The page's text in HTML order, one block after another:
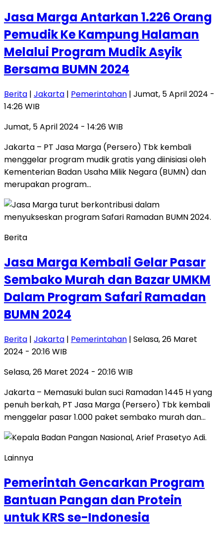
Jasa Marga Antarkan 1.226 Orang
Pemudik Ke Kampung Halaman
Melalui Program Mudik Asyik
Bersama BUMN 2024
Berita | Jakarta | Pemerintahan | Jumat, 5 April 2024 -
14:26 WIB
Jumat, 5 April 2024 - 14:26 WIB
Jakarta – PT Jasa Marga (Persero) Tbk kembali
menggelar program mudik gratis yang diinisiasi oleh
Kementerian Badan Usaha Milik Negara (BUMN) dan
merupakan program…
Berita
Jasa Marga Kembali Gelar Pasar
Sembako Murah dan Bazar UMKM
Dalam Program Safari Ramadan
BUMN 2024
Berita | Jakarta | Pemerintahan | Selasa, 26 Maret
2024 - 20:16 WIB
Selasa, 26 Maret 2024 - 20:16 WIB
Jakarta – Memasuki bulan suci Ramadan 1445 H yang
penuh berkah, PT Jasa Marga (Persero) Tbk kembali
menggelar pasar 1.000 paket sembako murah dan…
Lainnya
Pemerintah Gencarkan Program
Bantuan Pangan dan Protein
untuk KRS se-Indonesia